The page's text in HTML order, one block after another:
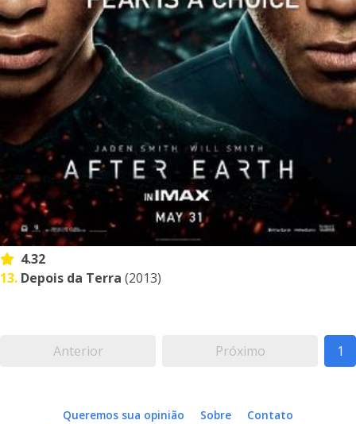
4.32
13. Depois da Terra (2013)
Anterior Próximo 1
Queremos sua opinião Sobre
Contato